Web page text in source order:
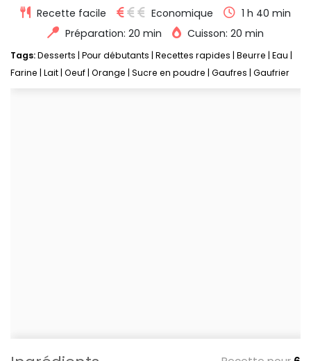
Recette facile Economique
1 h 40 min
Préparation: 20 min
Cuisson: 20 min
Tags:Desserts Pour débutants Recettes rapides Beurre Eau
Farine Lait Oeuf Orange Sucre en poudre Gaufres Gaufrier